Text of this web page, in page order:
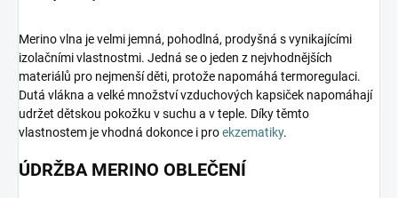
Merino vlna je velmi jemná, pohodlná, prodyšná s vynikajícími
izolačními vlastnostmi. Jedná se o jeden z nejvhodnějších
materiálů pro nejmenší děti, protože napomáhá termoregulaci.
Dutá vlákna a velké množství vzduchových kapsiček napomáhají
udržet dětskou pokožku v suchu a v teple. Díky těmto
vlastnostem je vhodná dokonce i proekzematiky.
ÚDRŽBA MERINO OBLEČENÍ